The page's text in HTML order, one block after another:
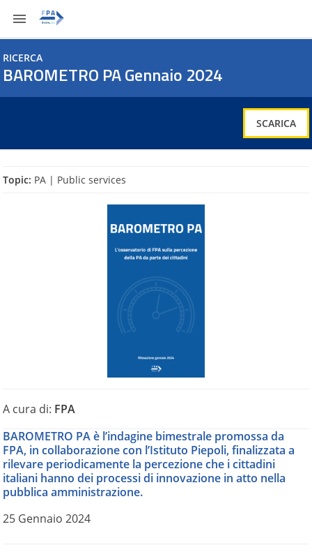
contenuto
RICERCA
BAROMETRO PA Gennaio 2024
SCARICA
BAROMETRO PA Gennaio 2024
Topic: PA | Public services
A cura di: FPA
BAROMETRO PA è l’indagine bimestrale promossa da
FPA, in collaborazione con l’Istituto Piepoli, finalizzata a
rilevare periodicamente la percezione che i cittadini
italiani hanno dei processi di innovazione in atto nella
pubblica amministrazione.
25 Gennaio 2024